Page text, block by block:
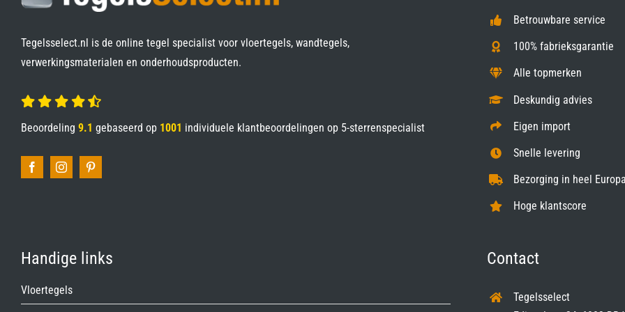
Tegelsselect.nl is de online tegel specialist voor vloertegels, wandtegels,
verwerkingsmaterialen en onderhoudsproducten.
Beoordeling 9.1 gebaseerd op 1001 individuele klantbeoordelingen op 5-sterrenspecialist
Betrouwbare service
100% fabrieksgarantie
Alle topmerken
Deskundig advies
Eigen import
Snelle levering
Bezorging in heel
Hoge klantscore
Handige links
Vloertegels
Contact
Tegelsselect